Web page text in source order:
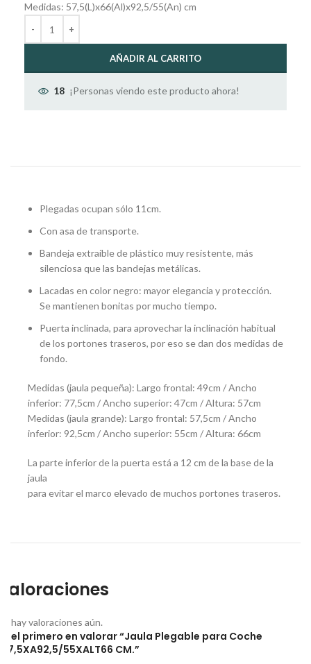
Medidas: 57,5(L)x66(Al)x92,5/55(An) cm
AÑADIR AL CARRITO
18 ¡Personas viendo este producto ahora!
Plegadas ocupan sólo 11cm.
Con asa de transporte.
Bandeja extraíble de plástico muy resistente, más
silenciosa que las bandejas metálicas.
Lacadas en color negro: mayor elegancia y protección.
Se mantienen bonitas por mucho tiempo.
Puerta inclinada, para aprovechar la inclinación habitual
de los portones traseros, por eso se dan dos medidas de
fondo.
Medidas (jaula pequeña): Largo frontal: 49cm / Ancho
inferior: 77,5cm / Ancho superior: 47cm / Altura: 57cm
Medidas (jaula grande): Largo frontal: 57,5cm / Ancho
inferior: 92,5cm / Ancho superior: 55cm / Altura: 66cm
La parte inferior de la puerta está a 12 cm de la base de la
jaula
para evitar el marco elevado de muchos portones traseros.
hay valoraciones aún.
el primero en valorar “Jaula Plegable para Coche
55XALT66 CM.”